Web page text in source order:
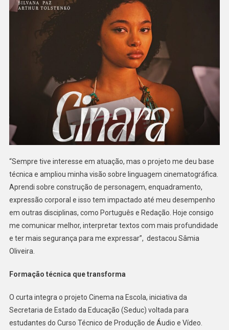
“Sempre tive interesse em atuação, mas o projeto me deu base
técnica e ampliou minha visão sobre linguagem cinematográfica.
Aprendi sobre construção de personagem, enquadramento,
expressão corporal e isso tem impactado até meu desempenho
em outras disciplinas, como Português e Redação. Hoje consigo
me comunicar melhor, interpretar textos com mais profundidade
e ter mais segurança para me expressar”, destacou Sâmia
Oliveira.
Formação técnica que transforma
O curta integra o projeto Cinema na Escola, iniciativa da
Secretaria de Estado da Educação (Seduc) voltada para
estudantes do Curso Técnico de Produção de Áudio e Vídeo.